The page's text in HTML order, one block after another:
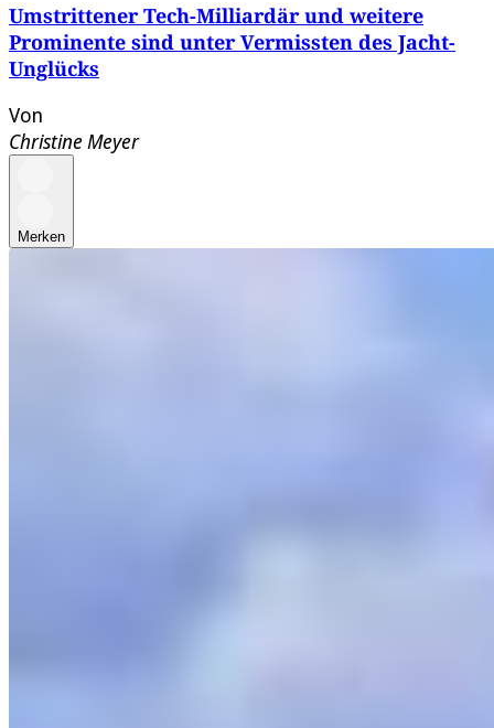
Umstrittener Tech-Milliardär und weitere
Prominente sind unter Vermissten des Jacht-
Unglücks
Von
Christine Meyer
Merken